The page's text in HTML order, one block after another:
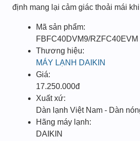
định mang lại cảm giác thoải mái
Mã sản phẩm:
FBFC40DVM9/RZFC40EVM
Thương hiệu:
MÁY LẠNH DAIKIN
Giá:
17.250.000đ
Xuất xứ:
Dàn lạnh Việt Nam - Dàn
Hãng máy lạnh:
DAIKIN